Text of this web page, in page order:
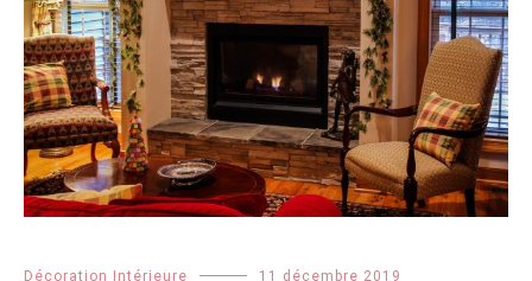
Décoration Intérieure 11 décembre 2019